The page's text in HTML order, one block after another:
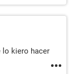
lo kiero hacer